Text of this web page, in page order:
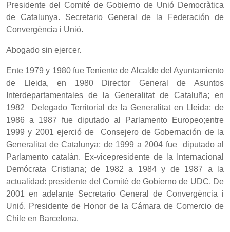
Presidente del Comité de Gobierno de Unió Democràtica
de Catalunya. Secretario General de la Federación de
Convergència i Unió.
Abogado sin ejercer.
Ente 1979 y 1980 fue Teniente de Alcalde del Ayuntamiento
de Lleida, en 1980 Director General de Asuntos
Interdepartamentales de la Generalitat de Cataluña; en
1982 Delegado Territorial de la Generalitat en Lleida; de
1986 a 1987 fue diputado al Parlamento Europeo;entre
1999 y 2001 ejerció de Consejero de Gobernación de la
Generalitat de Catalunya; de 1999 a 2004 fue diputado al
Parlamento catalán. Ex-vicepresidente de la Internacional
Demócrata Cristiana; de 1982 a 1984 y de 1987 a la
actualidad: presidente del Comité de Gobierno de UDC. De
2001 en adelante Secretario General de Convergència i
Unió. Presidente de Honor de la Cámara de Comercio de
Chile en Barcelona.